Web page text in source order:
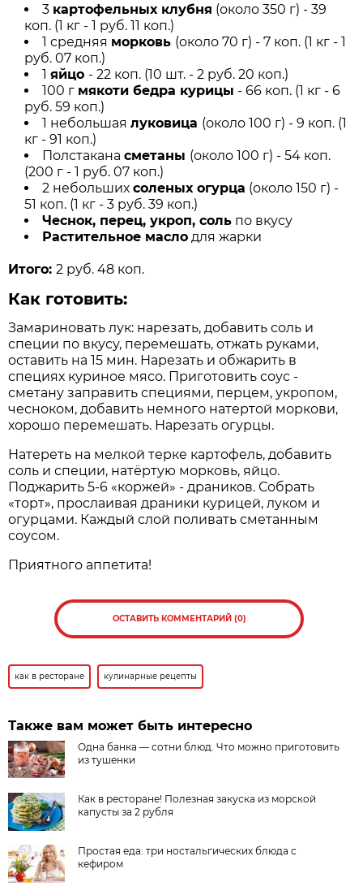
3 картофельных клубня (около 350 г) - 39
коп. (1 кг - 1 руб. 11 коп.)
1 средняя морковь (около 70 г) - 7 коп. (1 кг - 1
руб. 07 коп.)
1яйцо - 22 коп. (10 шт. - 2 руб. 20 коп.)
100 г мякоти бедра курицы - 66 коп. (1 кг - 6
руб. 59 коп.)
1 небольшаялуковица (около 100 г) - 9 коп. (1
кг - 91 коп.)
Полстаканасметаны (около 100 г) - 54 коп.
(200 г - 1 руб. 07 коп.)
2 небольшихсоленых огурца (около 150 г) -
51 коп. (1 кг - 3 руб. 39 коп.)
Чеснок, перец, укроп, соль по вкусу
Растительное масло для жарки
Итого:2 руб. 48 коп.
Как готовить:
Замариновать лук: нарезать, добавить соль и
специи по вкусу, перемешать, отжать руками,
оставить на 15 мин. Нарезать и обжарить в
специях куриное мясо. Приготовить соус -
сметану заправить специями, перцем, укропом,
чесноком, добавить немного натертой моркови,
хорошо перемешать. Нарезать огурцы.
Натереть на мелкой терке картофель, добавить
соль и специи, натёртую морковь, яйцо.
Поджарить 5-6 «коржей» - драников. Собрать
«торт», прослаивая драники курицей, луком и
огурцами. Каждый слой поливать сметанным
соусом.
Приятного аппетита!
ОСТАВИТЬ КОММЕНТАРИЙ (0)
как в ресторане кулинарные рецепты
Также вам может быть интересно
Одна банка — сотни блюд. Что можно приготовить
из тушенки
Как в ресторане! Полезная закуска из морской
капусты за 2 рубля
Простая еда: три ностальгических блюда с
кефиром